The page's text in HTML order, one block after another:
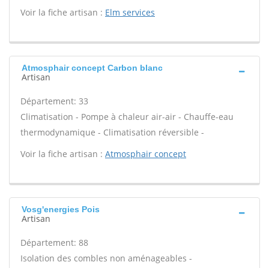
Voir la fiche artisan : Elm services
Atmosphair concept Carbon blanc
Artisan
Département: 33
Climatisation - Pompe à chaleur air-air - Chauffe-eau
thermodynamique - Climatisation réversible -
Voir la fiche artisan : Atmosphair concept
Vosg'energies Pois
Artisan
Département: 88
Isolation des combles non aménageables -